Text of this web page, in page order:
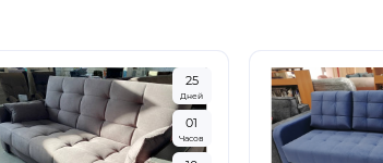
25
Дней
01
Часов